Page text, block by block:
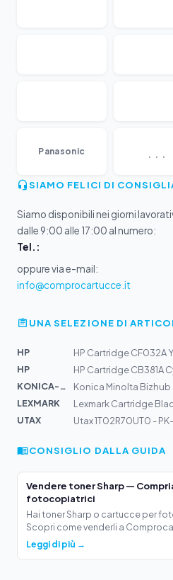
Panasonic ...
SIAMO FELICI DI
Siamo disponibili nei giorni
dalle 9:00 alle 17:00 al numero:
Tel.:
oppure via e-mail:
info@comprocartucce.it
UNA SELEZIONE DI
HP
HP Cartridge CF032A
HP
HP Cartridge CB381A
KONICA-MIN...
LEXMARK
UTAX
Utax 1T02R70UT0 -
CONSIGLIO DALLA GUIDA
Vendere toner Sharp —
fotocopiatrici
Hai toner Sharp o cartucce per
Scopri come venderli a
Leggi di più →